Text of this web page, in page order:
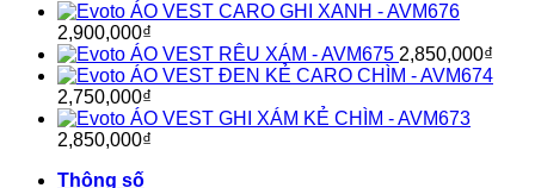
ÁO VEST CARO GHI XANH - AVM676
2,900,000₫
ÁO VEST RÊU XÁM - AVM675 2,850,000₫
ÁO VEST ĐEN KẺ CARO CHÌM - AVM674
2,750,000₫
ÁO VEST GHI XÁM KẺ CHÌM - AVM673
2,850,000₫
Thông số